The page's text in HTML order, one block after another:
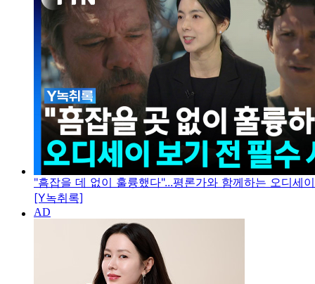
"흠잡을 데 없이 훌륭했다"...평론가와 함께하는 오디세
[Y녹취록]